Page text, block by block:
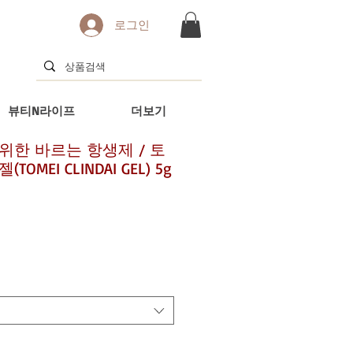
로그인
뷰티N라이프 더보기
한 바르는 항생제 / 토
CLINDAI GEL) 5g